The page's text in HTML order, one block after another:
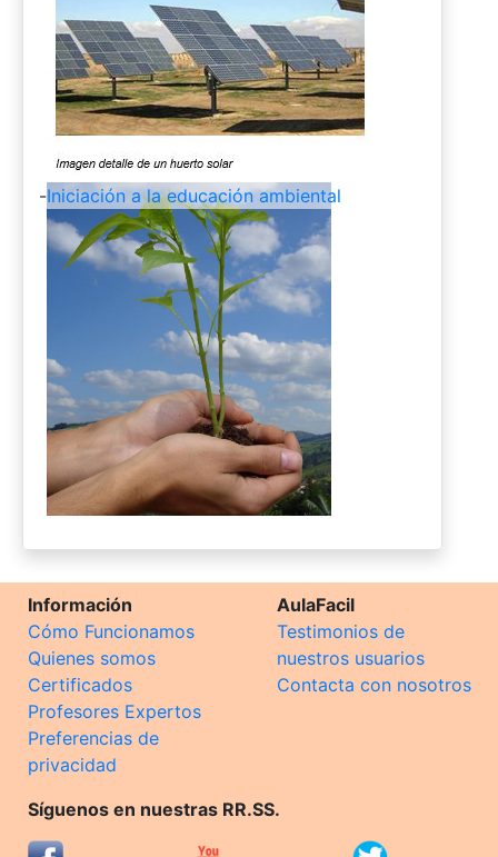
-Iniciación a la educación ambiental
Información
Cómo Funcionamos
Quienes somos
Certificados
Profesores Expertos
Preferencias de
privacidad
AulaFacil
Testimonios de
nuestros usuarios
Contacta con nosotros
Síguenos en nuestras RR.SS.